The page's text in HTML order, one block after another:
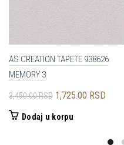
AS CREATION TAPETE 938626
MEMORY 3
3,450.00RSD Originalna
1,725.00 RSD
Dodaj u korpu